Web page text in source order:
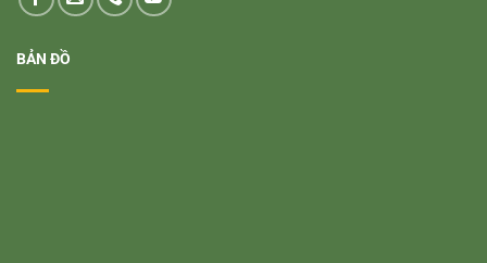
BẢN ĐỒ